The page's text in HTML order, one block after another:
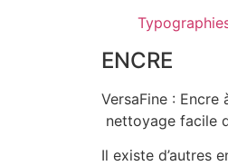
ENCRE
VersaFine : Encre
nettoyage facile
Il existe d’autres